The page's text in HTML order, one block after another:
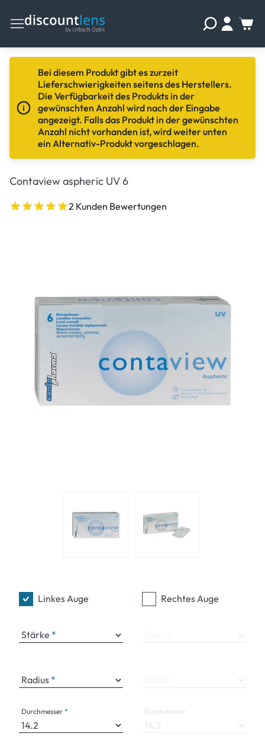
Bei diesem Produkt gibt es zurzeit
Lieferschwierigkeiten seitens des Herstellers.
Die Verfügbarkeit des Produkts in der
gewünschten Anzahl wird nach der Eingabe
angezeigt. Falls das Produkt in der gewünschten
Anzahl nicht vorhanden ist, wird weiter unten
ein Alternativ-Produkt vorgeschlagen.
Contaview aspheric UV 6
2 Kunden Bewertungen
Linkes Auge
Stärke
Radius
Durchmesser
Rechtes Auge
Durchmesser